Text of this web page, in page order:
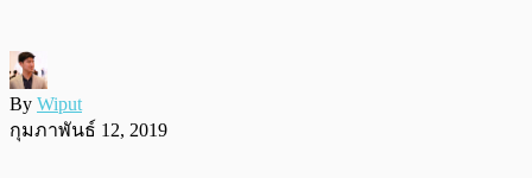
By Wiput
กุมภาพันธ์ 12, 2019